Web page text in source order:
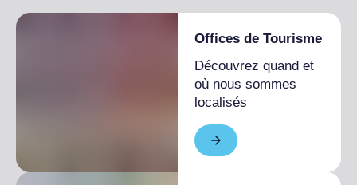
Offices de Tourisme
Découvrez quand et
où nous sommes
localisés